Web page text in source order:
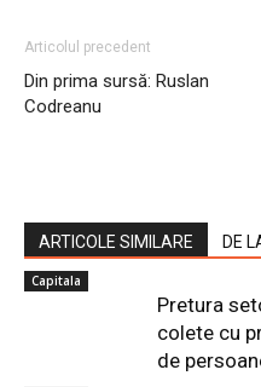
Articolul precedent
Din prima sursă: Ruslan
Codreanu
ARTICOLE SIMILARE DE
Capitala
Pretura
colete cu
de